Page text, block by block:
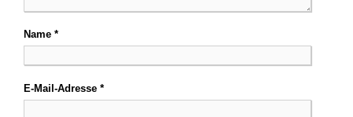
Name *
E-Mail-Adresse *